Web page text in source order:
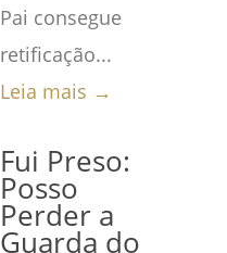
Pai consegue
retificação...
Leia mais →
Fui Preso:
Posso
Perder a
Guarda do